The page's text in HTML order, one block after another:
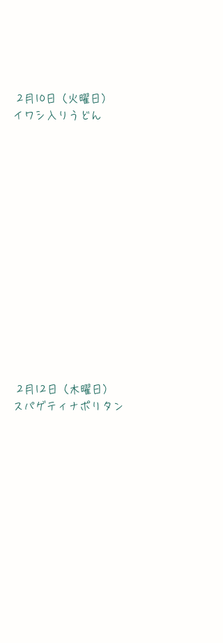
2月10日（火曜日）
イワシ入りうどん
2月12日（木曜日）
スパゲティナポリタン